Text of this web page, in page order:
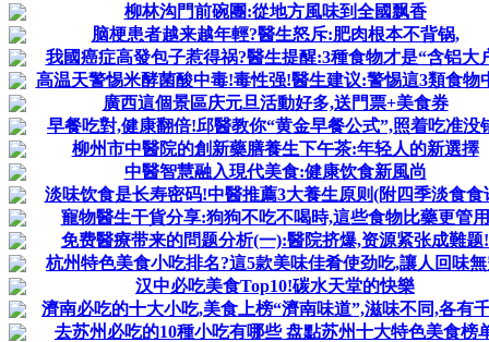
柳林沟門前碗團:從地方風味到全國飘香
脑梗患者越来越年輕?醫生怒斥:肥肉根本不背锅,
我國癌症高發包子惹得祸?醫生提醒:3種食物才是“含铝大
高温天警惕米酵菌酸中毒!毒性强!醫生建议:警惕這3類食物
廣西這個景區庆元旦活動好多,送門票+美食券
早餐吃對,健康翻倍!邱醫教你“黄金早餐公式”,照着吃准没
柳州市中醫院的創新藥膳養生下午茶:年轻人的新選擇
中醫智慧融入現代美食:健康饮食新風尚
淡味饮食是长寿密码!中醫推薦3大養生原则(附四季淡食食
寵物醫生干貨分享:狗狗不吃不喝時,這些食物比藥更管用
免费醫療带来的問题分析(一):醫院挤爆,资源紧张成難题!
杭州特色美食小吃排名?這5款美味佳肴使劲吃,讓人回味
汉中必吃美食Top10!碳水天堂的快樂
濟南必吃的十大小吃,美食上榜“濟南味道”,滋味不同,各有
去苏州必吃的10種小吃有哪些 盘點苏州十大特色美食榜